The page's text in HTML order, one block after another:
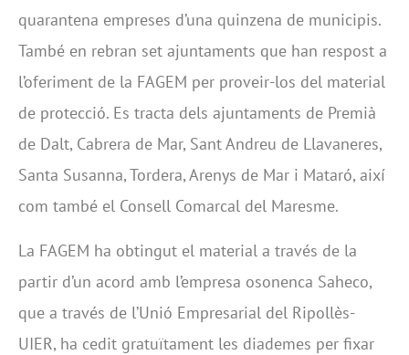
quarantena empreses d’una quinzena de municipis.
També en rebran set ajuntaments que han respost a
l’oferiment de la FAGEM per proveir-los del material
de protecció. Es tracta dels ajuntaments de Premià
de Dalt, Cabrera de Mar, Sant Andreu de Llavaneres,
Santa Susanna, Tordera, Arenys de Mar i Mataró, així
com també el Consell Comarcal del Maresme.
La FAGEM ha obtingut el material a través de la
partir d’un acord amb l’empresa osonenca Saheco,
que a través de l’Unió Empresarial del Ripollès-
UIER, ha cedit gratuïtament les diademes per fixar